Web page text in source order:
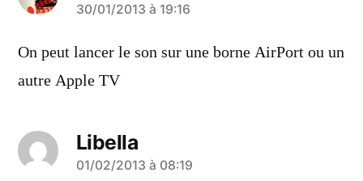
a
dit :
30/01/2013 à 19:16
On peut lancer le son sur une borne AirPort ou un
autre Apple TV
Libella
a
01/02/2013 à 08:19